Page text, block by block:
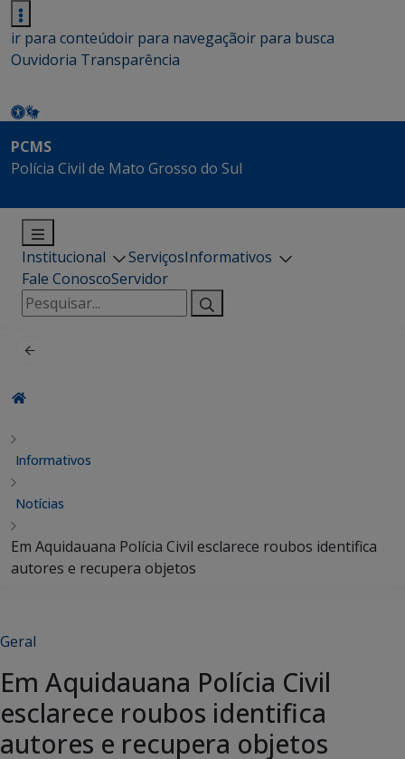
ir para conteúdoir para navegaçãoir para busca
Ouvidoria Transparência
PCMS
Polícia Civil de Mato Grosso do Sul
Institucional ServiçosInformativos
Fale ConoscoServidor
Pesquisar
por:
Informativos
Notícias
Em Aquidauana Polícia Civil esclarece roubos identifica
autores e recupera objetos
Geral
Em Aquidauana Polícia Civil
esclarece roubos identifica
autores e recupera objetos